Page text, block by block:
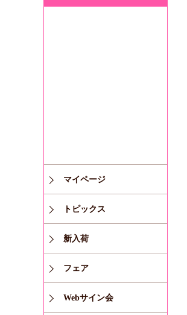
マイページ
トピックス
新入荷
フェア
Webサイン会